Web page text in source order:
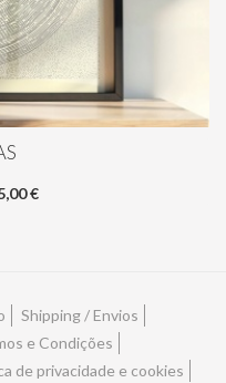
€
Shipping / Envios
e Condições
de privacidade e cookies